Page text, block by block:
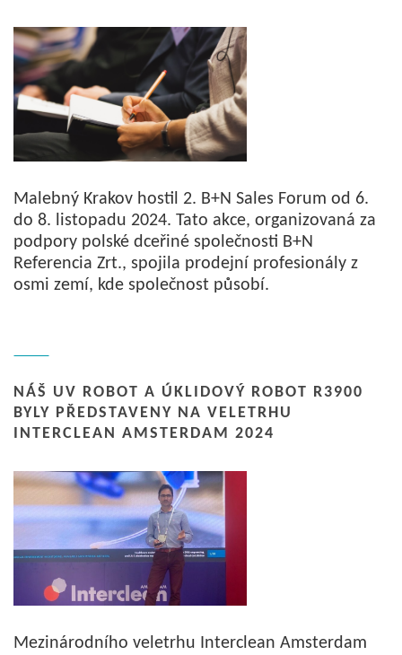
Malebný Krakov hostil 2. B+N Sales Forum od 6.
do 8. listopadu 2024. Tato akce, organizovaná za
podpory polské dceřiné společnosti B+N
Referencia Zrt., spojila prodejní profesionály z
osmi zemí, kde společnost působí.
NÁŠ UV ROBOT A ÚKLIDOVÝ ROBOT R3900
BYLY PŘEDSTAVENY NA VELETRHU
INTERCLEAN AMSTERDAM 2024
Mezinárodního veletrhu Interclean Amsterdam